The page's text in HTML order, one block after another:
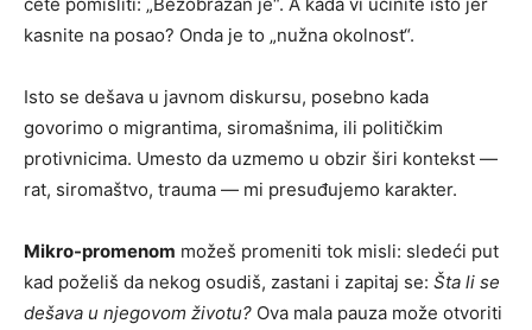
kasnite na posao? Onda je to „nužna okolnost“.
Isto se dešava u javnom diskursu, posebno kada
govorimo o migrantima, siromašnima, ili političkim
protivnicima. Umesto da uzmemo u obzir širi kontekst —
rat, siromaštvo, trauma — mi presuđujemo karakter.
Mikro-promenom možeš promeniti tok misli: sledeći put
kad poželiš da nekog osudiš, zastani i zapitaj se: Šta li se
dešava u njegovom životu? Ova mala pauza može otvoriti